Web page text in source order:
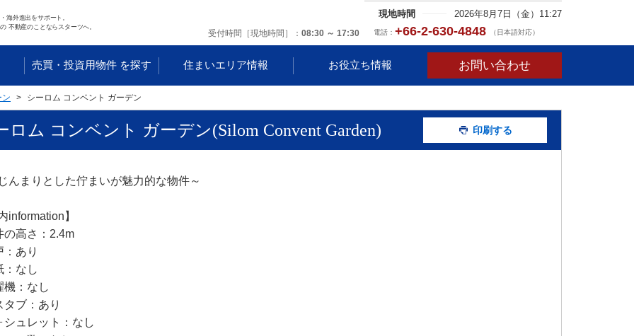
海外進出をサポート。
不動産のことならスターツへ。
現地時間 2026年8月7日（金）11:27
受付時間［現地時間］ 08:30 ～ 17:30 電話： +66-2-630-4848 （日本語対応）
売買・投資用物件 を探す 住まいエリア情報 お役立ち情報 お問い合わせ
ン シーロム コンベント ガーデン
ロム コンベント ガーデン(Silom Convent Garden) 印刷する
んまりとした佇まいが魅力的な物件～
information】
の高さ：2.4m
：あり
：なし
機：なし
タブ：あり
シュレット：なし